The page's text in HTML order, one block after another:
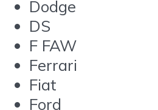
Dodge
DS
F FAW
Ferrari
Fiat
Ford